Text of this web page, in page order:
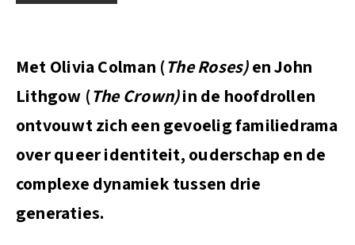
Met Olivia Colman (The Roses)en John
Lithgow (The Crown)in de hoofdrollen
ontvouwt zich een gevoelig familiedrama
over queer identiteit, ouderschap en de
complexe dynamiek tussen drie
generaties.